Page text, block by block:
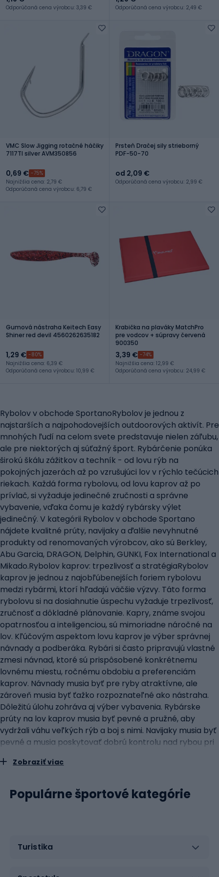
Odporúčaná cena výrobcu: 3,39 € Odporúčaná cena výrobcu: 2,49 €
VMC Slow Jigging rotačné háčiky
7117TI silver AVM350856
0,69 € -75%
Najnižšia cena: 2,79 €
Odporúčaná cena výrobcu: 6,79 €
Prsteň Dračej sily strieborný
PDF-50-70
od 2,09 €
Odporúčaná cena výrobcu: 2,99 €
Gumová nástraha Keitech Easy
Shiner red devil 4560262635182
1,29 € -80%
Najnižšia cena: 6,39 €
Odporúčaná cena výrobcu: 10,99 €
Krabička na plaváky MatchPro
pre vodcov + súpravy červená
900350
3,39 € -74%
Najnižšia cena: 12,99 €
Odporúčaná cena výrobcu: 24,99 €
Rybolov v obchode SportanoRybolov je jednou z
najstarších a najpohodovejších outdoorových aktivít. Pre
mnohých ľudí na celom svete predstavuje nielen záľubu,
ale pre niektorých aj súťažný šport. Rybárčenie ponúka
širokú škálu zážitkov a techník - od lovu rýb na
pokojných jazerách až po vzrušujúci lov v rýchlo tečúcich
riekach. Každá forma rybolovu, od lovu kaprov až po
prívlač, si vyžaduje jedinečné zručnosti a správne
vybavenie, vďaka čomu je každý rybársky výlet
jedinečný. V kategórii Rybolov v obchode Sportano
nájdete kvalitné prúty, navijaky a ďalšie nevyhnutné
produkty od renomovaných výrobcov, ako sú Berkley,
Abu Garcia, DRAGON, Delphin, GUNKI, Fox International a
Mikado.Rybolov kaprov: trpezlivosť a stratégiaRybolov
kaprov je jednou z najobľúbenejších foriem rybolovu
medzi rybármi, ktorí hľadajú väčšie výzvy. Táto forma
rybolovu si na dosiahnutie úspechu vyžaduje trpezlivosť,
zručnosť a dôkladné plánovanie. Kapry, známe svojou
opatrnosťou a inteligenciou, sú mimoriadne náročné na
lov. Kľúčovým aspektom lovu kaprov je výber správnej
návnady a podberáka. Rybári si často pripravujú vlastné
zmesi návnad, ktoré sú prispôsobené konkrétnemu
lovnému miestu, ročnému obdobiu a preferenciám
kaprov. Návnady musia byť pre ryby atraktívne, ale
zároveň musia byť ťažko rozpoznateľné ako nástraha.
Dôležitú úlohu zohráva aj výber vybavenia. Rybárske
prúty na lov kaprov musia byť pevné a pružné, aby
vydržali váhu veľkých rýb a boj s nimi. Navijaky musia byť
pevné a musia poskytovať dobrú kontrolu nad rybou pri
nástrahu vezme. Vyžaduje si zručnosť a skúsenosti, aby
pretrhnutia vlasca. Základy lovu na feederovom
miesteLov na feederovom mieste je technika, ktorá
Základom tejto techniky je použitie krmítka, ktoré sa
Zobraziť viac
Populárne športové kategórie
Turistika